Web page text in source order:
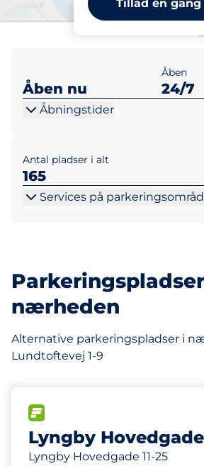
Tillad én gang
Åben nu
Åben
24/7
Åbningstider
Antal pladser i alt
165
Services på
nærheden
Alternative parkeringspladser i
Lundtoftevej 1-9
Lyngby Hovedgade
Lyngby Hovedgade 11-25
307 m